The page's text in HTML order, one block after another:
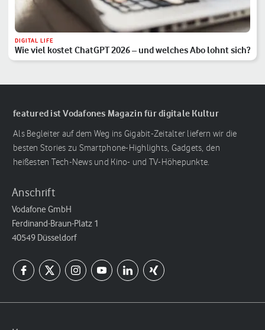
DIGITAL LIFE
Wie viel kostet ChatGPT 2026 – und welches Abo lohnt sich?
featured ist Vodafones Magazin für digitale Kultur
Als Begleiter auf dem Weg ins Gigabit-Zeitalter liefern wir die
besten Stories zu Smartphone-Highlights, Gadgets, den
heißesten Tech-News und Kino- und TV-Höhepunkte.
Anschrift
Vodafone GmbH
Ferdinand-Braun-Platz 1
40549 Düsseldorf